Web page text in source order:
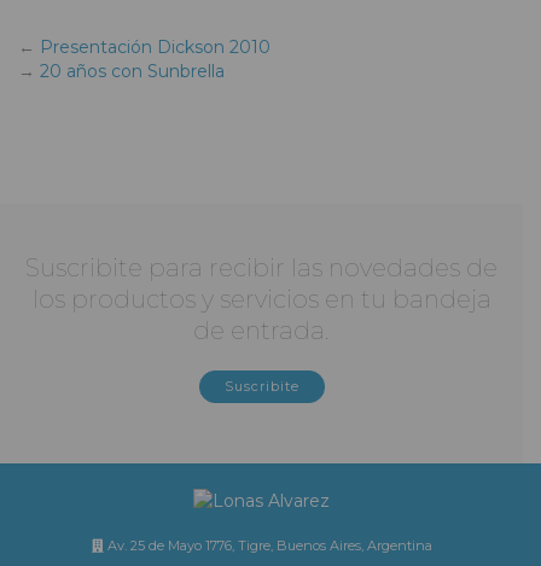
Presentación Dickson 2010
20 años con Sunbrella
Suscribite para recibir las novedades de
los productos y servicios en tu bandeja
de entrada.
Suscribite
Av. 25 de Mayo 1776, Tigre, Buenos Aires, Argentina